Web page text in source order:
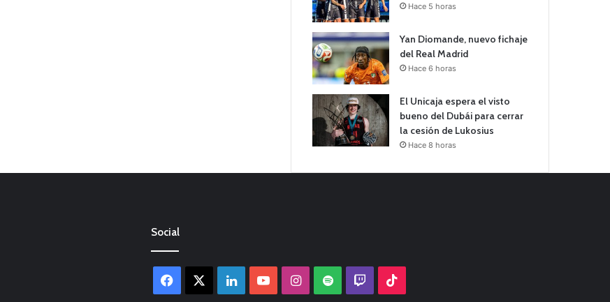
Hace 5 horas
Yan Diomande, nuevo fichaje
del Real Madrid
Hace 6 horas
El Unicaja espera el visto
bueno del Dubái para cerrar
la cesión de Lukosius
Hace 8 horas
Social
Facebook LinkedInYouTubeInstagram
Spotify Twitch